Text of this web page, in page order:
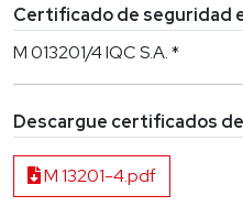
Certificado de seguridad
M 013201/4 IQC S.A. *
Descargue certificados
M 13201-4.pdf